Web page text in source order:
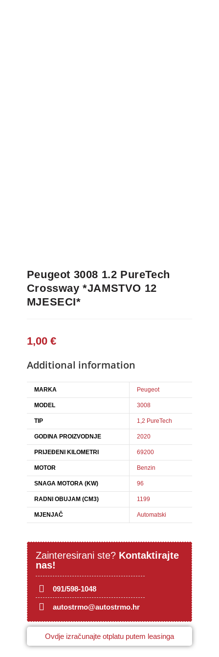
Peugeot 3008 1.2 PureTech
Crossway *JAMSTVO 12
MJESECI*
1,00 €
Additional information
MARKA Peugeot
MODEL 3008
TIP 1,2 PureTech
GODINA PROIZVODNJE 2020
PRIJEĐENI KILOMETRI 69200
MOTOR Benzin
SNAGA MOTORA (KW) 96
RADNI OBUJAM (CM3) 1199
MJENJAČ Automatski
Zainteresirani ste? Kontaktirajte
nas!
091/598-1048
autostrmo@autostrmo.hr
Ovdje izračunajte otplatu putem leasinga